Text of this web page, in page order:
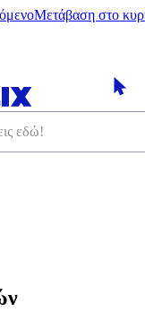
Μετάβαση στο